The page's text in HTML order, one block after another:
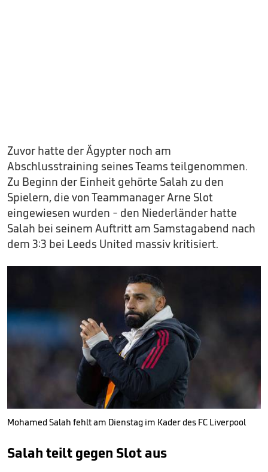
Zuvor hatte der Ägypter noch am
Abschlusstraining seines Teams teilgenommen.
Zu Beginn der Einheit gehörte Salah zu den
Spielern, die von Teammanager Arne Slot
eingewiesen wurden - den Niederländer hatte
Salah bei seinem Auftritt am Samstagabend nach
dem 3:3 bei Leeds United massiv kritisiert.
Mohamed Salah fehlt am Dienstag im Kader des FC Liverpool
Salah teilt gegen Slot aus